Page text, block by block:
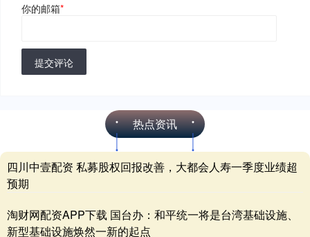
你的邮箱*
提交评论
热点资讯
四川中壹配资 私募股权回报改善，大都会人寿一季度业绩超
预期
淘财网配资APP下载 国台办：和平统一将是台湾基础设施、
新型基础设施焕然一新的起点